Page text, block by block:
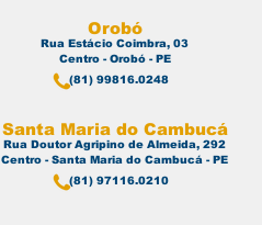
Orobó
Rua Estácio Coimbra, 03
Centro - Orobó - PE
(81) 99816.0248
Santa Maria do Cambucá
Rua Doutor Agripino de Almeida, 292
Centro - Santa Maria do Cambucá - PE
(81) 97116.0210